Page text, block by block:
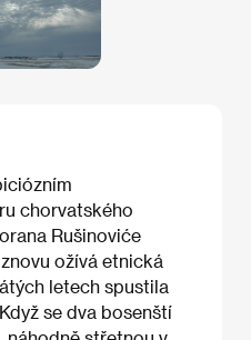
chorvatského
Rušinoviće
ožívá etnická
letech spustila
se dva bosenští